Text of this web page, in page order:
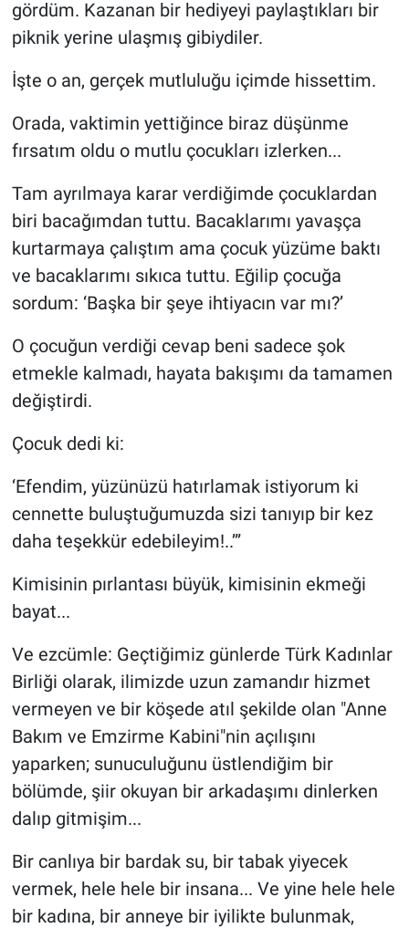
gördüm. Kazanan bir hediyeyi paylaştıkları bir
piknik yerine ulaşmış gibiydiler.
İşte o an, gerçek mutluluğu içimde hissettim.
Orada, vaktimin yettiğince biraz düşünme
fırsatım oldu o mutlu çocukları izlerken...
Tam ayrılmaya karar verdiğimde çocuklardan
biri bacağımdan tuttu. Bacaklarımı yavaşça
kurtarmaya çalıştım ama çocuk yüzüme baktı
ve bacaklarımı sıkıca tuttu. Eğilip çocuğa
sordum: ‘Başka bir şeye ihtiyacın var mı?’
O çocuğun verdiği cevap beni sadece şok
etmekle kalmadı, hayata bakışımı da tamamen
değiştirdi.
Çocuk dedi ki:
‘Efendim, yüzünüzü hatırlamak istiyorum ki
cennette buluştuğumuzda sizi tanıyıp bir kez
daha teşekkür edebileyim!..’”
Kimisinin pırlantası büyük, kimisinin ekmeği
bayat...
Ve ezcümle: Geçtiğimiz günlerde Türk Kadınlar
Birliği olarak, ilimizde uzun zamandır hizmet
vermeyen ve bir köşede atıl şekilde olan "Anne
Bakım ve Emzirme Kabini"nin açılışını
yaparken; sunuculuğunu üstlendiğim bir
bölümde, şiir okuyan bir arkadaşımı dinlerken
dalıp gitmişim...
Bir canlıya bir bardak su, bir tabak yiyecek
vermek, hele hele bir insana... Ve yine hele hele
bir kadına, bir anneye bir iyilikte bulunmak,